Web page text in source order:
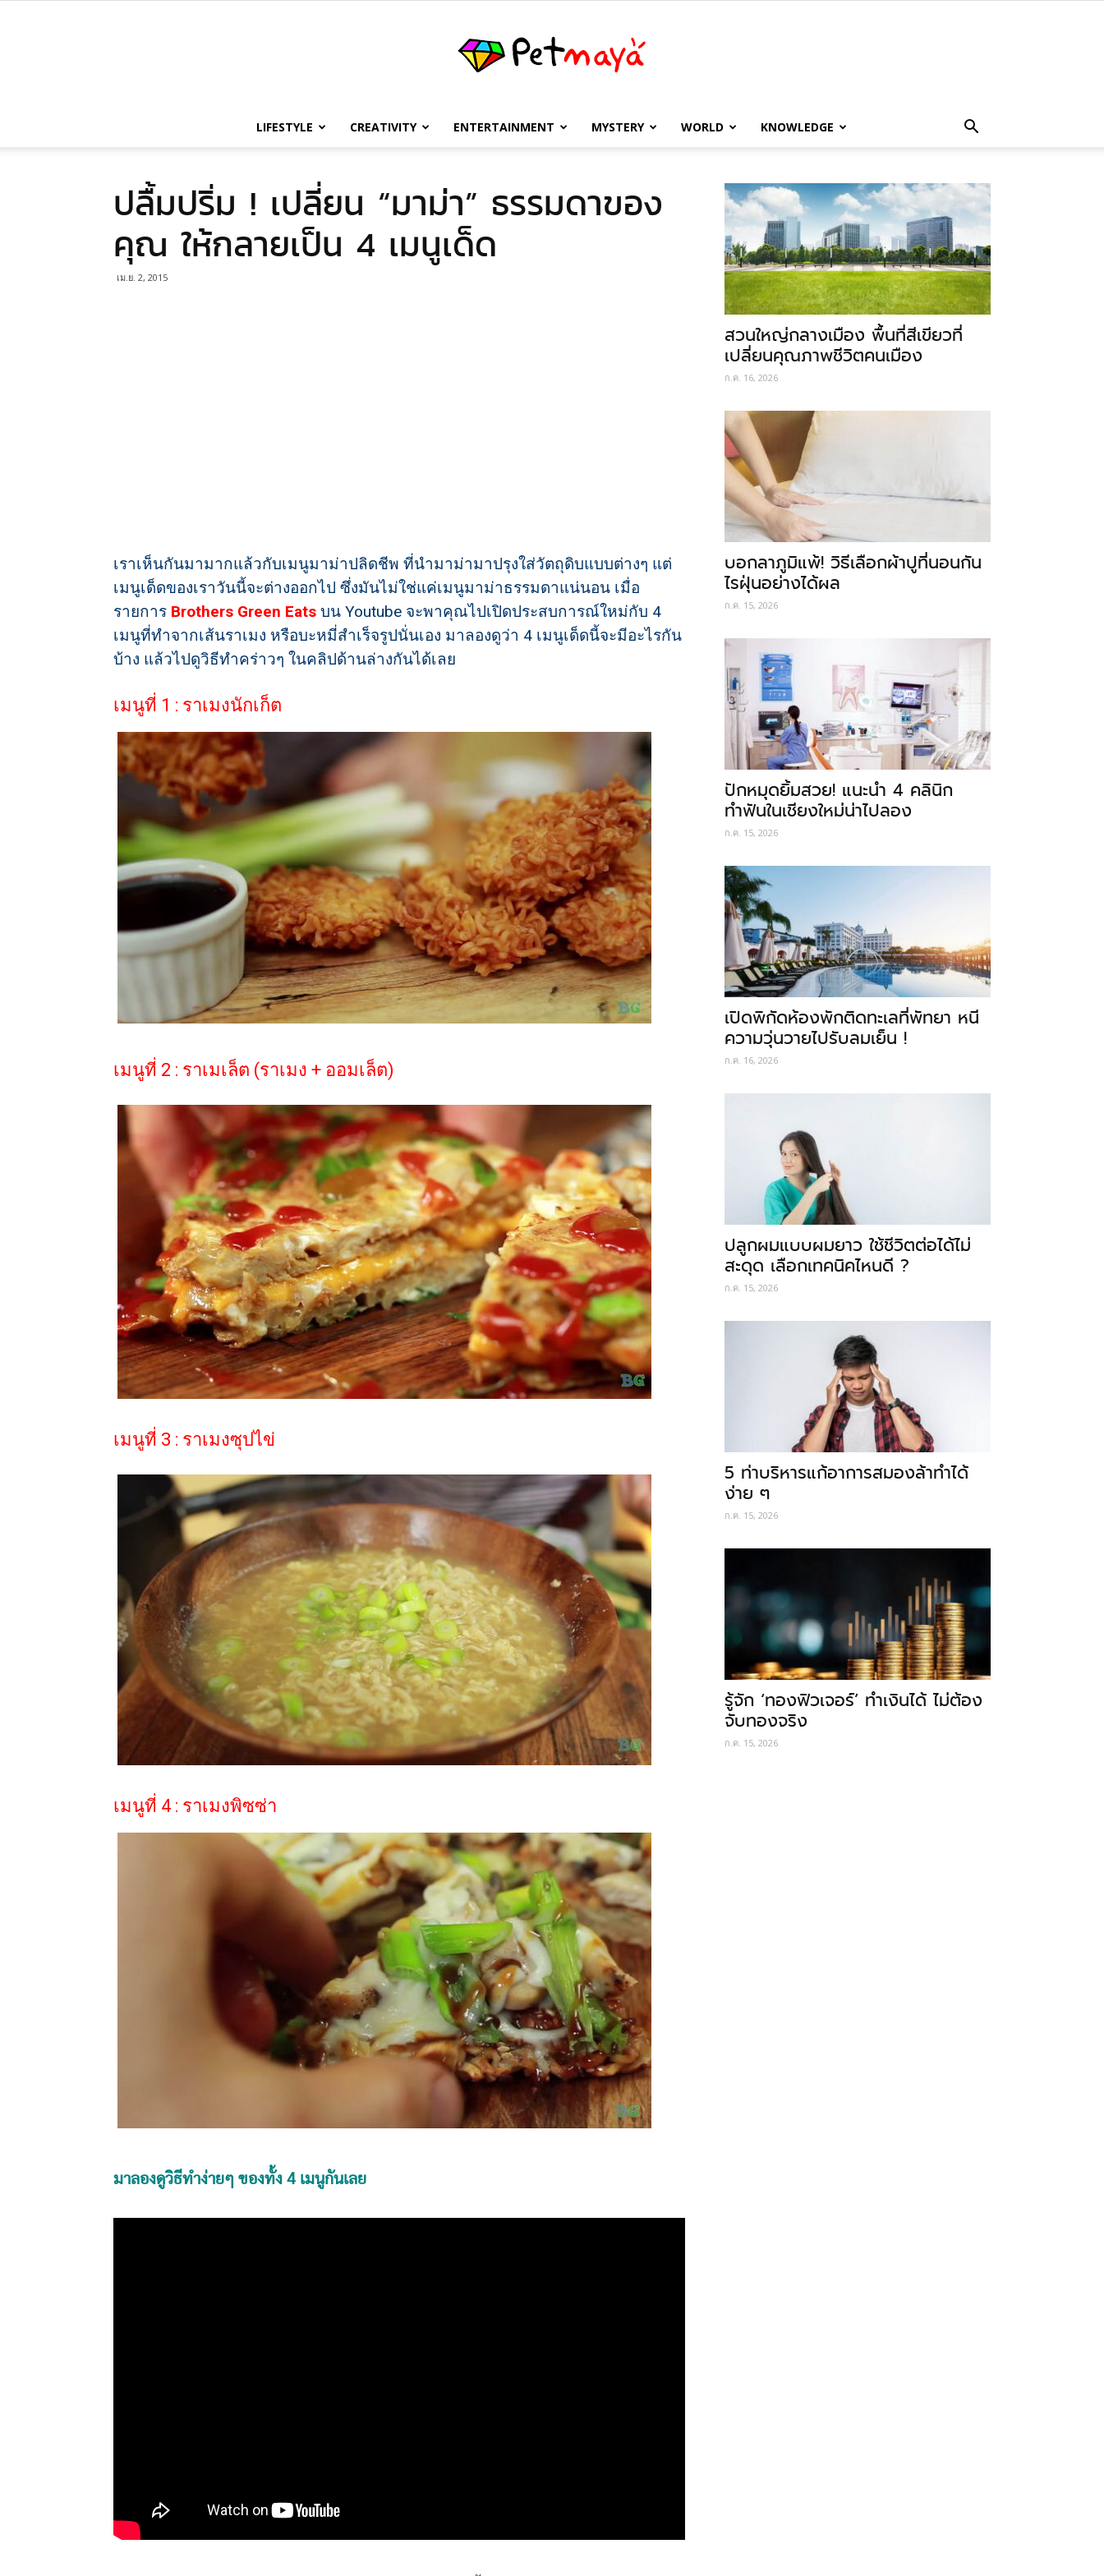
เพชร
LIFESTYLE CREATIVITY ENTERTAINMENT MYSTERY WORLD KNOWLEDGE
ปลื้มปริ่ม ! เปลี่ยน “มาม่า” ธรรมดาของ
คุณ ให้กลายเป็น 4 เมนูเด็ด
เม.ย. 2, 2015
เราเห็นกันมามากแล้วกับเมนูมาม่าปลิดชีพ ที่นำมาม่ามาปรุงใส่วัตถุดิบแบบต่างๆ แต่
เมนูเด็ดของเราวันนี้จะต่างออกไป ซึ่งมันไม่ใช่แค่เมนูมาม่าธรรมดาแน่นอน เมื่อ
รายการ Brothers Green Eats บน Youtube จะพาคุณไปเปิดประสบการณ์ใหม่กับ 4
เมนูที่ทำจากเส้นราเมง หรือบะหมี่สำเร็จรูปนั่นเอง มาลองดูว่า 4 เมนูเด็ดนี้จะมีอะไรกัน
บ้าง แล้วไปดูวิธีทำคร่าวๆ ในคลิปด้านล่างกันได้เลย
เมนูที่ 1 : ราเมงนักเก็ต
เมนูที่ 2 : ราเมเล็ต (ราเมง + ออมเล็ต)
เมนูที่ 3 : ราเมงซุปไข่
เมนูที่ 4 : ราเมงพิซซ่า
มาลองดูวิธีทำง่ายๆ ของทั้ง 4 เมนูกันเลย
สวนใหญ่กลางเมือง พื้นที่สีเขียวที่
เปลี่ยนคุณภาพชีวิตคนเมือง
ก.ค. 16, 2026
บอกลาภูมิแพ้! วิธีเลือกผ้าปูที่นอนกัน
ไรฝุ่นอย่างได้ผล
ก.ค. 15, 2026
ปักหมุดยิ้มสวย! แนะนำ 4 คลินิก
ทำฟันในเชียงใหม่น่าไปลอง
ก.ค. 15, 2026
เปิดพิกัดห้องพักติดทะเลที่พัทยา หนี
ความวุ่นวายไปรับลมเย็น !
ก.ค. 16, 2026
ปลูกผมแบบผมยาว ใช้ชีวิตต่อได้ไม่
สะดุด เลือกเทคนิคไหนดี ?
ก.ค. 15, 2026
5 ท่าบริหารแก้อาการสมองล้าทำได้
ง่าย ๆ
ก.ค. 15, 2026
รู้จัก ‘ทองฟิวเจอร์’ ทำเงินได้ ไม่ต้อง
จับทองจริง
ก.ค. 15, 2026